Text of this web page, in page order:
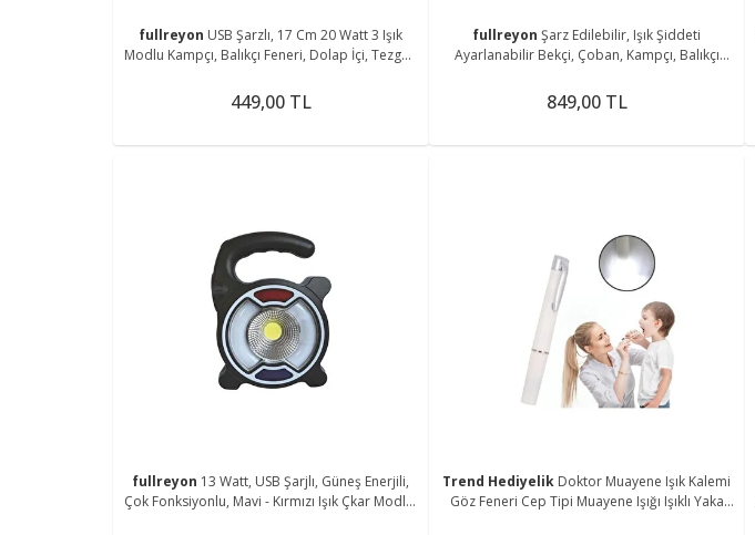
fullreyon USB Şarzlı, 17 Cm 20 Watt 3 Işık
Modlu Kampçı, Balıkçı Feneri, Dolap İçi, Tezgah
449,00 TL
fullreyonŞarz Edilebilir, Işık Şiddeti
Ayarlanabilir Bekçi, Çoban, Kampçı, Balıkçı
849,00 TL
fullreyon 13 Watt, USB Şarjlı, Güneş Enerjili,
Çok Fonksiyonlu, Mavi - Kırmızı Işık Çkar Modlu,
Trend Hediyelik Doktor Muayene Işık Kalemi
Göz Feneri Cep Tipi Muayene Işığı Işıklı Yaka